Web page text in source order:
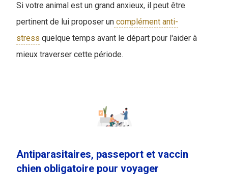
Si votre animal est un grand anxieux, il peut être
pertinent de lui proposer un complément anti-
stress quelque temps avant le départ pour l'aider à
mieux traverser cette période.
Antiparasitaires, passeport et vaccin
chien obligatoire pour voyager